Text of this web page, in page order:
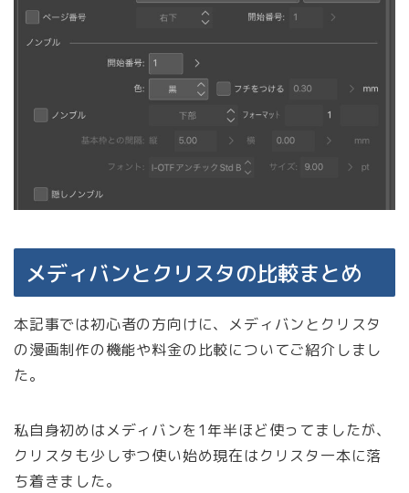
メディバンとクリスタの比較まとめ
本記事では初心者の方向けに、メディバンとクリスタ
の漫画制作の機能や料金の比較についてご紹介しまし
た。
私自身初めはメディバンを1年半ほど使ってましたが、
クリスタも少しずつ使い始め現在はクリスタ一本に落
ち着きました。